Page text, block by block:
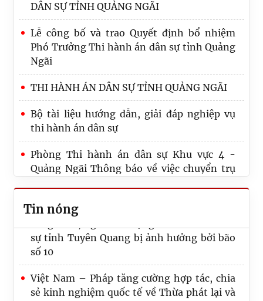
DÂN SỰ TỈNH QUẢNG NGÃI
Lễ công bố và trao Quyết định bổ nhiệm
Phó Trưởng Thi hành án dân sự tỉnh Quảng
Ngãi
THI HÀNH ÁN DÂN SỰ TỈNH QUẢNG NGÃI
Bộ tài liệu hướng dẫn, giải đáp nghiệp vụ
thi hành án dân sự
Phòng Thi hành án dân sự Khu vực 4 -
Quảng Ngãi Thông báo về việc chuyển trụ
Tin nóng
Thi hành án dân sự tỉnh Quảng Ngãi tổ
chức các hoạt động tri ân nhân kỷ niệm 79
năm Ngày Thương binh – Liệt sĩ
Thi hành án dân sự Quảng Ngãi kỷ niệm 80
năm Ngày truyền thống
công chức, người lao động Thi hành án dân
sự tỉnh Tuyên Quang bị ảnh hưởng bởi bão
số 10
Việt Nam – Pháp tăng cường hợp tác, chia
sẻ kinh nghiệm quốc tế về Thừa phát lại và
thi hành án dân sự